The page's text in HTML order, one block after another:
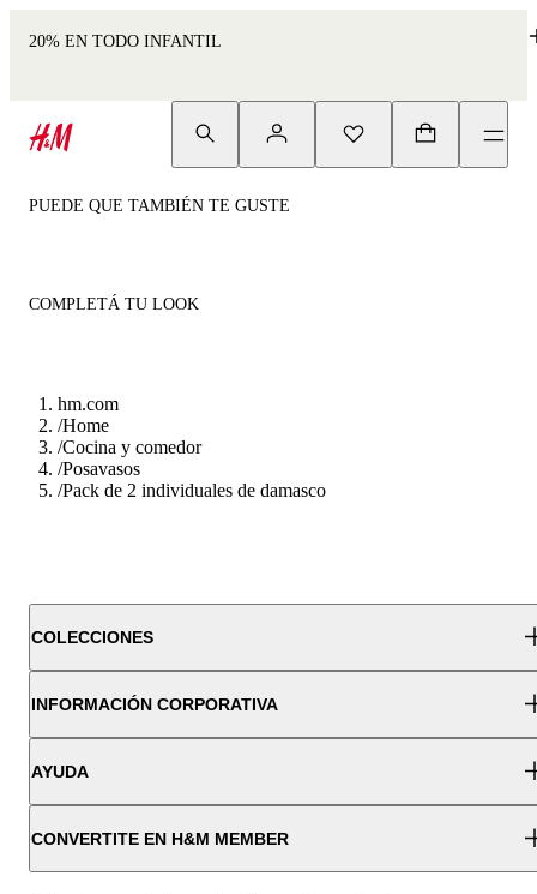
20% EN TODO INFANTIL
PUEDE QUE TAMBIÉN TE GUSTE
COMPLETÁ TU LOOK
hm.com
/Home
/Cocina y comedor
/Posavasos
/Pack de 2 individuales de damasco
COLECCIONES
INFORMACIÓN CORPORATIVA
AYUDA
CONVERTITE EN H&M MEMBER